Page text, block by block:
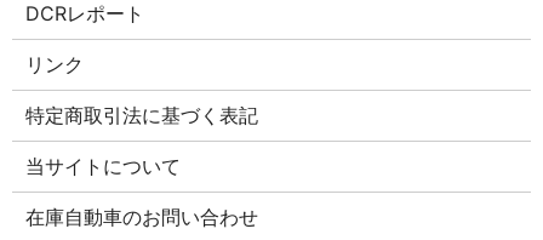
DCRレポート
リンク
特定商取引法に基づく表記
当サイトについて
在庫自動車のお問い合わせ